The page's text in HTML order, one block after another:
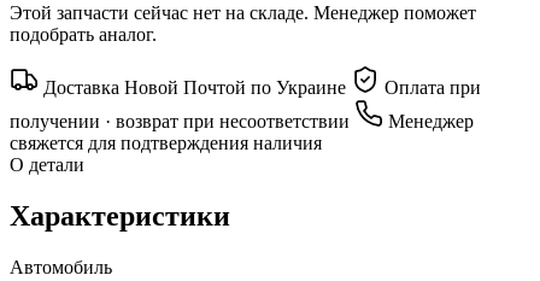
Этой запчасти сейчас нет на складе. Менеджер поможет
подобрать аналог.
Доставка Новой Почтой по Украине
Оплата при
получении · возврат при несоответствии
Менеджер
свяжется для подтверждения наличия
О детали
Характеристики
Автомобиль